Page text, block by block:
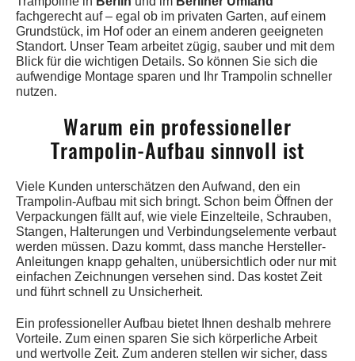
fachgerecht auf – egal ob im privaten Garten, auf einem
Grundstück, im Hof oder an einem anderen geeigneten
Standort. Unser Team arbeitet zügig, sauber und mit dem
Blick für die wichtigen Details. So können Sie sich die
aufwendige Montage sparen und Ihr Trampolin schneller
nutzen.
Warum ein professioneller
Trampolin-Aufbau sinnvoll ist
Viele Kunden unterschätzen den Aufwand, den ein
Trampolin-Aufbau mit sich bringt. Schon beim Öffnen der
Verpackungen fällt auf, wie viele Einzelteile, Schrauben,
Stangen, Halterungen und Verbindungselemente verbaut
werden müssen. Dazu kommt, dass manche Hersteller-
Anleitungen knapp gehalten, unübersichtlich oder nur mit
einfachen Zeichnungen versehen sind. Das kostet Zeit
und führt schnell zu Unsicherheit.
Ein professioneller Aufbau bietet Ihnen deshalb mehrere
Vorteile. Zum einen sparen Sie sich körperliche Arbeit
und wertvolle Zeit. Zum anderen stellen wir sicher, dass